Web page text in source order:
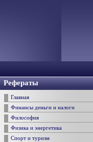
Рефераты
Главная
Финансы деньги и налоги
Философия
Физика и энергетика
Спорт и туризм